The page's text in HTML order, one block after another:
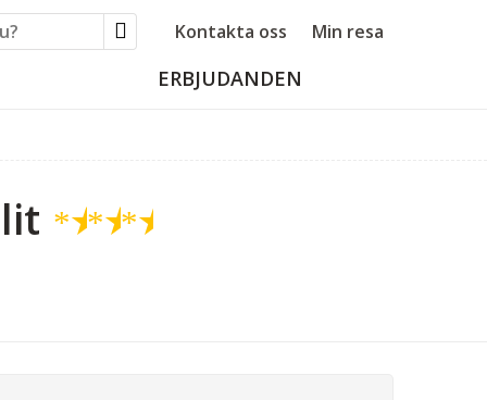
Kontakta oss Min resa
ERBJUDANDEN
★★★